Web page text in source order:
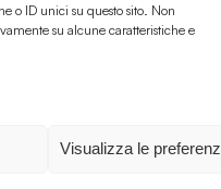
o ID unici su questo sito. Non
su alcune caratteristiche e
Visualizza le